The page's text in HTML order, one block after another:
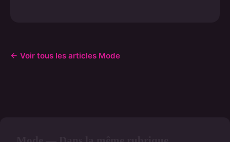
← Voir tous les articles Mode